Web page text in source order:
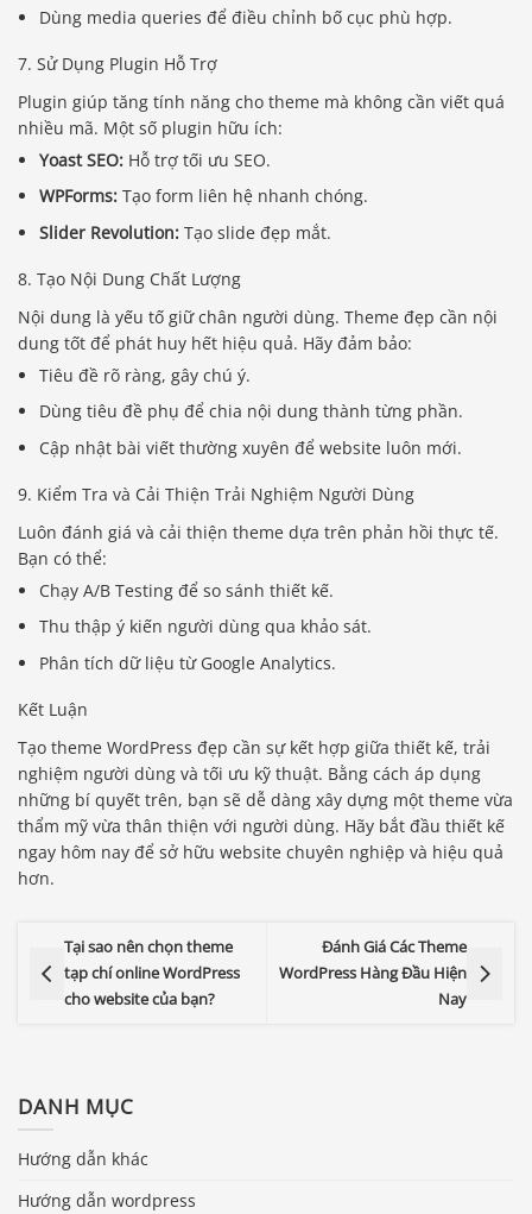
Dùng media queries để điều chỉnh bố cục phù hợp.
7. Sử Dụng Plugin Hỗ Trợ
Plugin giúp tăng tính năng cho theme mà không cần viết quá
nhiều mã. Một số plugin hữu ích:
Yoast SEO: Hỗ trợ tối ưu SEO.
WPForms: Tạo form liên hệ nhanh chóng.
Slider Revolution: Tạo slide đẹp mắt.
8. Tạo Nội Dung Chất Lượng
Nội dung là yếu tố giữ chân người dùng. Theme đẹp cần nội
dung tốt để phát huy hết hiệu quả. Hãy đảm bảo:
Tiêu đề rõ ràng, gây chú ý.
Dùng tiêu đề phụ để chia nội dung thành từng phần.
Cập nhật bài viết thường xuyên để website luôn mới.
9. Kiểm Tra và Cải Thiện Trải Nghiệm Người Dùng
Luôn đánh giá và cải thiện theme dựa trên phản hồi thực tế.
Bạn có thể:
Chạy A/B Testing để so sánh thiết kế.
Thu thập ý kiến người dùng qua khảo sát.
Phân tích dữ liệu từ Google Analytics.
Kết Luận
Tạo theme WordPress đẹp cần sự kết hợp giữa thiết kế, trải
nghiệm người dùng và tối ưu kỹ thuật. Bằng cách áp dụng
những bí quyết trên, bạn sẽ dễ dàng xây dựng một theme vừa
thẩm mỹ vừa thân thiện với người dùng. Hãy bắt đầu thiết kế
ngay hôm nay để sở hữu website chuyên nghiệp và hiệu quả
hơn.
Tại sao nên chọn theme
tạp chí online WordPress
cho website của bạn?
Đánh Giá Các Theme
WordPress Hàng Đầu Hiện
Nay
DANH MỤC
Hướng dẫn khác
Hướng dẫn wordpress